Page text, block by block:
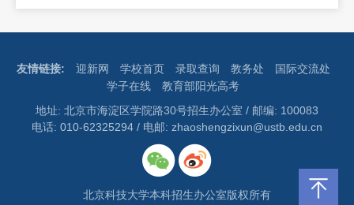
友情链接: 迎新网 学校首页 录取查询 教务处
国际交流处
学子在线
教育部阳光高考
地址: 北京市海淀区学院路30号招生办公室 / 邮编: 100083
电话: 010-62325294 / 电邮: zhaoshengzixun@ustb.edu.cn
北京科技大学本科招生办公室版权所有